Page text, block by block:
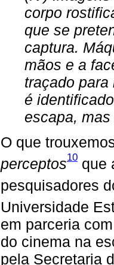
corpo
que se
captura.
mãos e a
traçado
é
escapa,
O que
perceptos10 que
pesquisadores
Universidade
em parceria
do cinema na
pela Secretaria